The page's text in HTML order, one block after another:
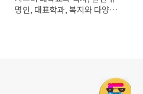
명인, 대표학과, 복지와 다양한